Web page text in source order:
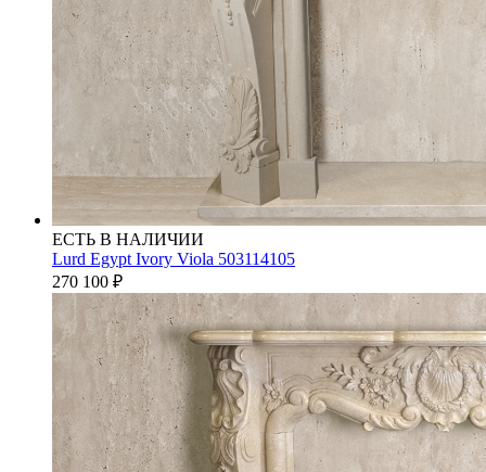
ЕСТЬ В НАЛИЧИИ
Lurd Egypt Ivory Viola 503114105
270 100 ₽